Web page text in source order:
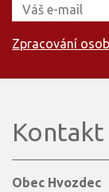
Zpracování
Kontakt
Obec Hvozdec